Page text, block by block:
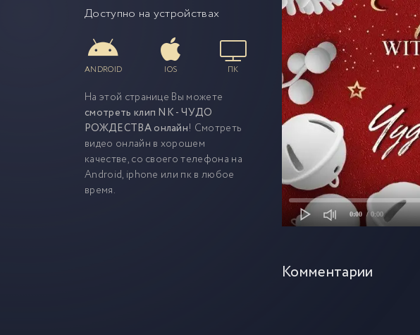
Доступно на устройствах
ANDROID IOS ПК
На этой странице Вы можете
смотреть клип NK - ЧУДО
РОЖДЕСТВА онлайн! Смотреть
видео онлайн в хорошем
качестве, со своего телефона на
Android, iphone или пк в любое
время.
0:00 / 0:00
Комментарии